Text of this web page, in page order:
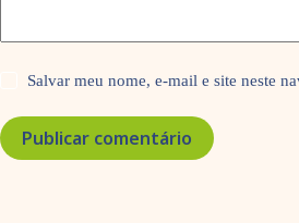
Salvar meu nome, e-mail e site neste
Publicar comentário